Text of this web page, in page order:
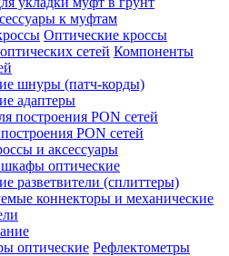
к муфтам
Оптические кроссы
Компоненты
шнуры (патч-корды)
адаптеры
PON сетей
и аксессуары
оптические
разветвители (сплиттеры)
коннекторы и механические
Рефлектометры